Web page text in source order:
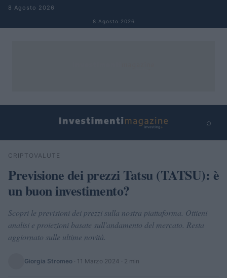
Salta al contenuto
8 Agosto 2026
8 Agosto 2026
⌕
Cerca
CRIPTOVALUTE
Previsione dei prezzi Tatsu (TATSU): è
un buon investimento?
Scopri le previsioni dei prezzi sulla nostra piattaforma. Ottieni
analisi e proiezioni basate sull'andamento del mercato. Resta
aggiornato sulle ultime novità.
Giorgia Stromeo · 11 Marzo 2024 · 2 min